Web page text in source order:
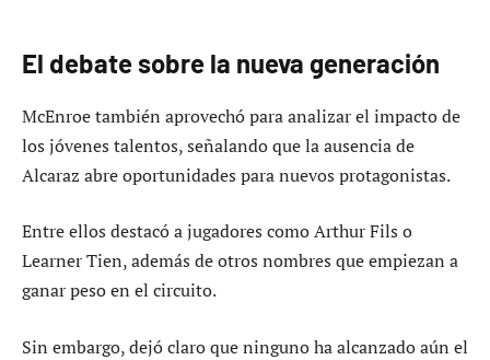
El debate sobre la nueva generación
McEnroe también aprovechó para analizar el impacto de
los jóvenes talentos, señalando que la ausencia de
Alcaraz abre oportunidades para nuevos protagonistas.
Entre ellos destacó a jugadores como Arthur Fils o
Learner Tien, además de otros nombres que empiezan a
ganar peso en el circuito.
Sin embargo, dejó claro que ninguno ha alcanzado aún el